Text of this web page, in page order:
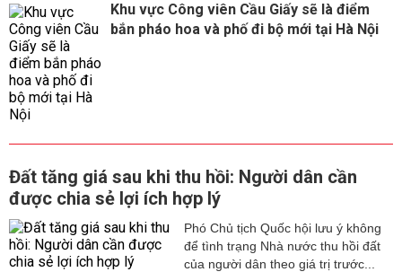
Khu vực Công viên Cầu Giấy sẽ là điểm
bắn pháo hoa và phố đi bộ mới tại Hà Nội
Đất tăng giá sau khi thu hồi: Người dân cần
được chia sẻ lợi ích hợp lý
Phó Chủ tịch Quốc hội lưu ý không
để tình trạng Nhà nước thu hồi đất
của người dân theo giá trị trước...